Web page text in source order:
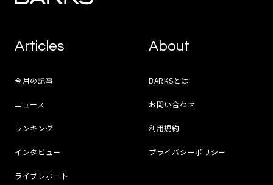
Articles
今月の記事
ニュース
ランキング
インタビュー
ライブレポート
About
BARKSとは
お問い合わせ
利用規約
プライバシーポリシー